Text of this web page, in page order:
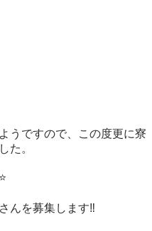
うですので、この度更に寮
た。
んを募集します‼️